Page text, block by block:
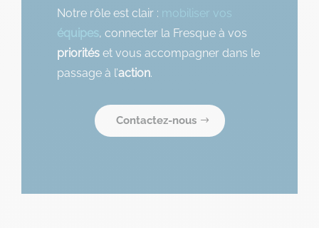
Notre rôle est clair : mobiliser vos
équipes, connecter la Fresque à vos
priorités et vous accompagner dans le
passage à l’action.
Contactez-nous